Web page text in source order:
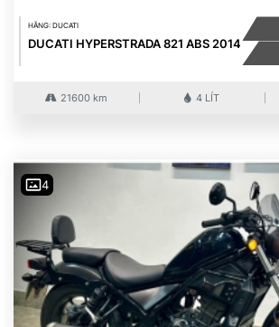
HÃNG: DUCATI
DUCATI HYPERSTRADA 821 ABS 2014
21600 km 4 LÍT
4